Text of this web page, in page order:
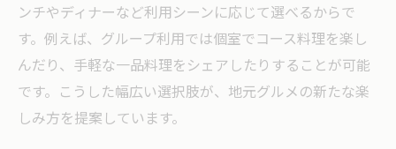
居酒屋中華をみんなでシェアする楽しさ
グループで選びたい居酒屋中華の特徴
居酒屋で中華を囲む特別なひととき
個室や飲み放題が魅力の中華居酒屋案内
ンチやディナーなど利用シーンに応じて選べるからで
す。例えば、グループ利用では個室でコース料理を楽し
んだり、手軽な一品料理をシェアしたりすることが可能
です。こうした幅広い選択肢が、地元グルメの新たな楽
しみ方を提案しています。